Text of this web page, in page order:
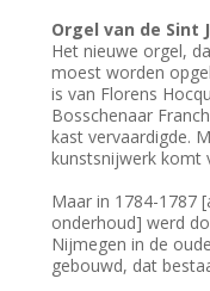
Orgel van de Sint
Het nieuwe orgel,
moest worden
is van Florens
Bosschenaar
kast vervaardigde.
kunstsnijwerk komt
Maar in 1784-1787
onderhoud] werd
Nijmegen in de
gebouwd, dat